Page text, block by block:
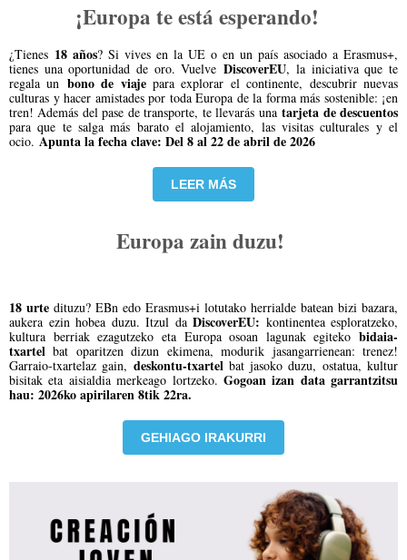
¡Europa te está esperando!
¿Tienes 18 años? Si vives en la UE o en un país asociado a Erasmus+,
tienes una oportunidad de oro. VuelveDiscoverEU, la iniciativa que te
regala un bono de viajepara explorar el continente, descubrir nuevas
culturas y hacer amistades por toda Europa de la forma más sostenible: ¡en
tren! Además del pase de transporte, te llevarás unatarjeta de descuentos
para que te salga más barato el alojamiento, las visitas culturales y el
ocio. Apunta la fecha clave: Del 8 al 22 de abril de 2026
LEER MÁS
Europa zain duzu!
18 urte dituzu? EBn edo Erasmus+i lotutako herrialde batean bizi bazara,
aukera ezin hobea duzu. Itzul da DiscoverEU: kontinentea esploratzeko,
kultura berriak ezagutzeko eta Europa osoan lagunak egiteko bidaia-
txartel bat oparitzen dizun ekimena, modurik jasangarrienean: trenez!
Garraio-txartelaz gain, deskontu-txartelbat jasoko duzu, ostatua, kultur
bisitak eta aisialdia merkeago lortzeko. Gogoan izan data garrantzitsu
hau: 2026ko apirilaren 8tik 22ra.
GEHIAGO IRAKURRI